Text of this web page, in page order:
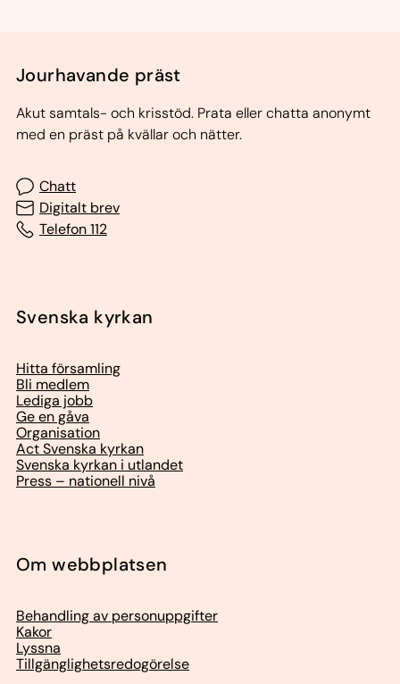
Jourhavande präst
Akut samtals- och krisstöd. Prata eller chatta anonymt
med en präst på kvällar och nätter.
Chatt
Digitalt brev
Telefon 112
Svenska kyrkan
Hitta församling
Bli medlem
Lediga jobb
Ge en gåva
Organisation
Act Svenska kyrkan
Svenska kyrkan i utlandet
Press – nationell nivå
Om webbplatsen
Behandling av personuppgifter
Kakor
Lyssna
Tillgänglighetsredogörelse